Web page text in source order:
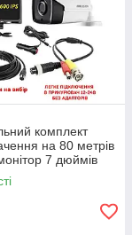
комплект
на 80 метрів
7 дюймів